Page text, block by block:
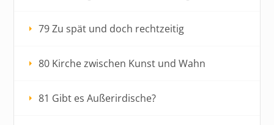
79 Zu spät und doch rechtzeitig
80 Kirche zwischen Kunst und Wahn
81 Gibt es Außerirdische?